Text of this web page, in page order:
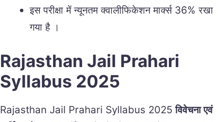
इस परीक्षा में न्यूनतम क्वालीफिकेशन मार्क्स 36% रखा
गया है ।
Rajasthan Jail Prahari
Syllabus 2025
Rajasthan Jail Prahari Syllabus 2025विवेचना एवं